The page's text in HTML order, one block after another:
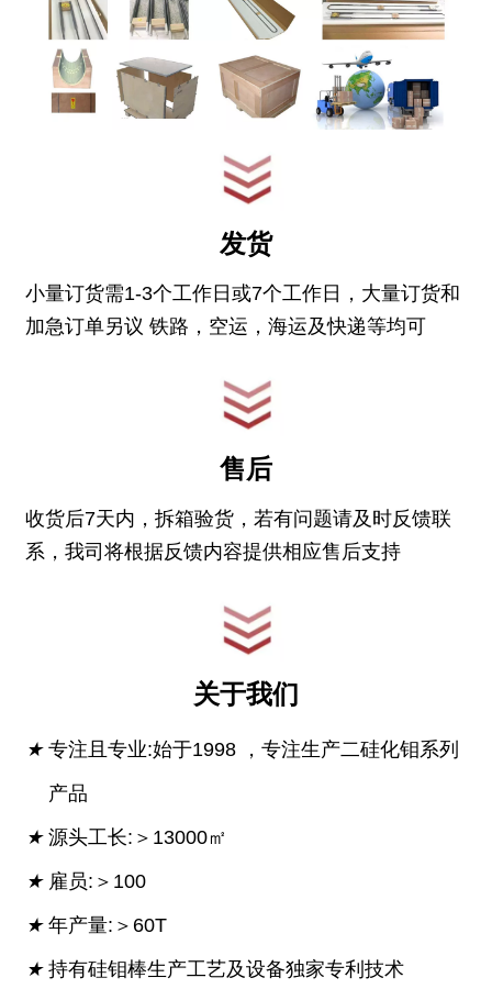
发货
小量订货需1-3个工作日或7个工作日，大量订货和
加急订单另议 铁路，空运，海运及快递等均可
售后
收货后7天内，拆箱验货，若有问题请及时反馈联
系，我司将根据反馈内容提供相应售后支持
关于我们
★ 专注且专业:始于1998 ，专注生产二硅化钼系列
产品
★ 源头工长:＞13000㎡
★ 雇员:＞100
★ 年产量:＞60T
★ 持有硅钼棒生产工艺及设备独家专利技术